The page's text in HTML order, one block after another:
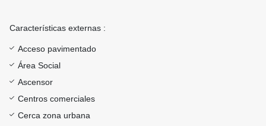
Características externas :
Acceso pavimentado
Área Social
Ascensor
Centros comerciales
Cerca zona urbana